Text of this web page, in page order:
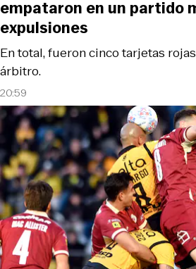
20:59
En total, fueron cinco tarjetas
árbitro.
empataron en un partido
expulsiones